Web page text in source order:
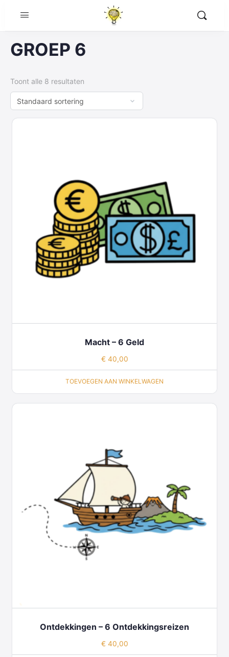
GROEP 6
Toont alle 8 resultaten
Macht – 6 Geld
€ 40,00
TOEVOEGEN AAN WINKELWAGEN
Ontdekkingen – 6 Ontdekkingsreizen
€ 40,00